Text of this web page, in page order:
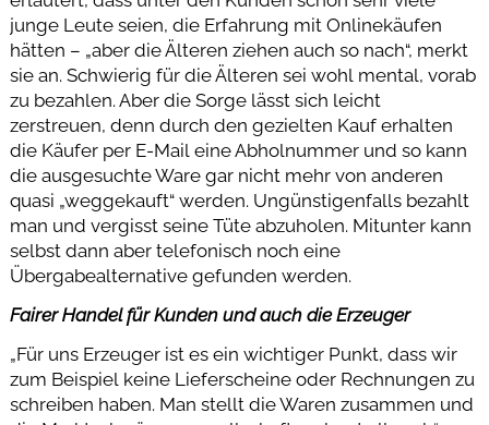
junge Leute seien, die Erfahrung mit Onlinekäufen
hätten – „aber die Älteren ziehen auch so nach“, merkt
sie an. Schwierig für die Älteren sei wohl mental, vorab
zu bezahlen. Aber die Sorge lässt sich leicht
zerstreuen, denn durch den gezielten Kauf erhalten
die Käufer per E-Mail eine Abholnummer und so kann
die ausgesuchte Ware gar nicht mehr von anderen
quasi „weggekauft“ werden. Ungünstigenfalls bezahlt
man und vergisst seine Tüte abzuholen. Mitunter kann
selbst dann aber telefonisch noch eine
Übergabealternative gefunden werden.
Fairer Handel für Kunden und auch die Erzeuger
„Für uns Erzeuger ist es ein wichtiger Punkt, dass wir
zum Beispiel keine Lieferscheine oder Rechnungen zu
schreiben haben. Man stellt die Waren zusammen und